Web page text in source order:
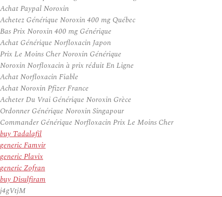
Achat Paypal Noroxin
Achetez Générique Noroxin 400 mg Québec
Bas Prix Noroxin 400 mg Générique
Achat Générique Norfloxacin Japon
Prix Le Moins Cher Noroxin Générique
Noroxin Norfloxacin à prix réduit En Ligne
Achat Norfloxacin Fiable
Achat Noroxin Pfizer France
Acheter Du Vrai Générique Noroxin Grèce
Ordonner Générique Noroxin Singapour
Commander Générique Norfloxacin Prix Le Moins Cher
buy Tadalafil
generic Famvir
generic Plavix
generic Zofran
buy Disulfiram
j4gVtjM